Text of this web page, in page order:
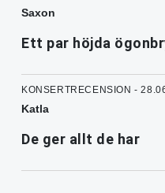
Saxon
Ett par höjda
KONSERTRECENSION -
Katla
De ger allt de har